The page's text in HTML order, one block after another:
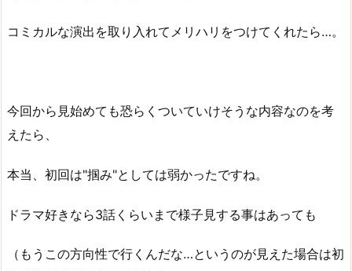
コミカルな演出を取り入れてメリハリをつけてくれたら…。
今回から見始めても恐らくついていけそうな内容なのを考
えたら、
本当、初回は"掴み"としては弱かったですね。
ドラマ好きなら3話くらいまで様子見する事はあっても
（もうこの方向性で行くんだな…というのが見えた場合は初